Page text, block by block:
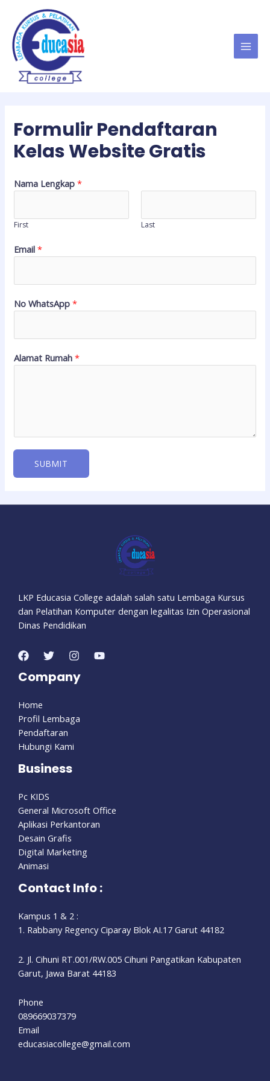
konten
Formulir Pendaftaran
Kelas Website Gratis
Nama Lengkap*
First Last
Email*
No WhatsApp*
Alamat Rumah*
SUBMIT
LKP Educasia College adalah salah satu Lembaga Kursus
dan Pelatihan Komputer dengan legalitas Izin Operasional
Dinas Pendidikan
Company
Home
Profil Lembaga
Pendaftaran
Hubungi Kami
Business
Pc KIDS
General Microsoft Office
Aplikasi Perkantoran
Desain Grafis
Digital Marketing
Animasi
Contact Info :
Kampus 1 & 2 :
1. Rabbany Regency Ciparay Blok AI.17 Garut 44182
2. Jl. Cihuni RT.001/RW.005 Cihuni Pangatikan Kabupaten
Garut, Jawa Barat 44183
Phone
089669037379
Email
educasiacollege@gmail.com